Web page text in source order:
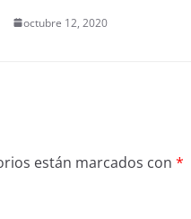
octubre 12, 2020
están marcados con *